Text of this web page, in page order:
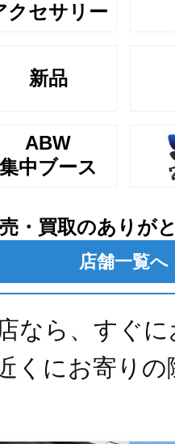
クセサリー
新品
ABW
集中ブース
・買取のありが
店舗一覧へ
なら、すぐ
くにお寄り